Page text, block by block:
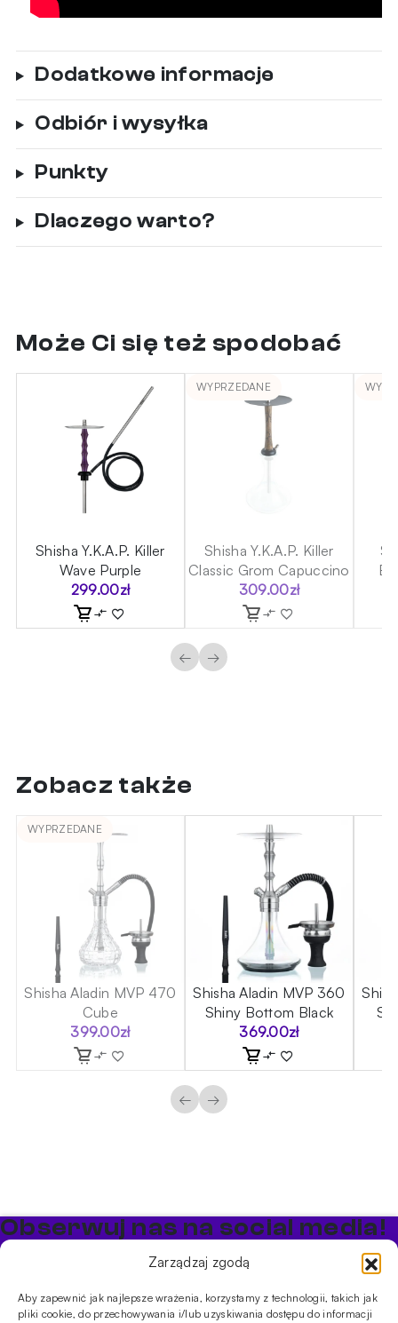
Zarządzaj zgodą
Aby zapewnić jak najlepsze wrażenia, korzystamy z technologii, takich jak
pliki cookie, do przechowywania i/lub uzyskiwania dostępu do informacji
Dodatkowe informacje
Odbiór i wysyłka
Punkty
Dlaczego warto?
Może Ci się też spodobać
Shisha Y.K.A.P. Killer
Wave Purple
299.00zł
WYPRZEDANE
Shisha Y.K.A.P. Killer
Classic Grom Capuccino
309.00zł
← →
Zobacz także
WYPRZEDANE
Shisha Aladin MVP 470
Cube
399.00zł
Shisha Aladin MVP 360
Shiny Bottom Black
369.00zł
← →
Obserwuj nas na social media!
Bądź na bieżąco z promocjami i nowościami w sklepie